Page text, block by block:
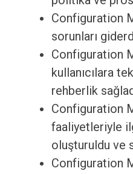
Configuration
sorunları
Configuration
kullanıcılara
rehberlik
Configuration
faaliyetleriyle
oluşturuldu ve
Configuration